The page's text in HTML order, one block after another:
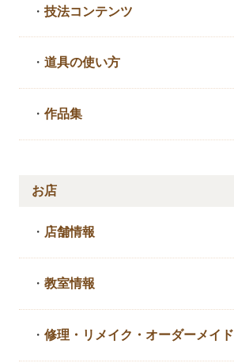
・技法コンテンツ
・道具の使い方
・作品集
お店
・ 店舗情報
・教室情報
・修理・リメイク・ オーダーメイド